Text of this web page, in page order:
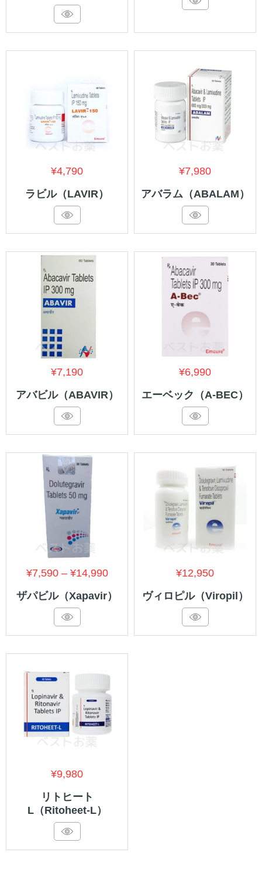
–
¥2,350
ラビル（LAVIR）
¥4,790
アバラム（ABALAM）
¥7,980
アバビル（ABAVIR）
¥7,190
エーベック（A-BEC）
¥6,990
ザパビル（Xapavir）
¥7,590 –¥14,990価
格
ヴィロピル（Viropil）
¥12,950
リトヒート
L（Ritoheet-L）
¥9,980